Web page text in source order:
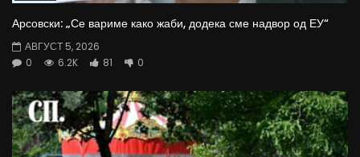
Арсовски: „Се вариме како жаби, додека сме надвор од ЕУ“
АВГУСТ 5, 2026
0
6.2K 81 0